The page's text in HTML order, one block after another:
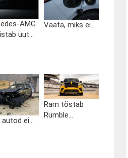
AMG
uut...
Vaata, miks ei...
autod ei...
Ram tõstab
Rumble...